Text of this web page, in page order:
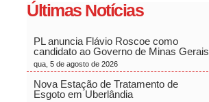
Últimas Notícias
PL anuncia Flávio Roscoe como
candidato ao Governo de Minas Gerais
qua, 5 de agosto de 2026
Nova Estação de Tratamento de
Esgoto em Uberlândia